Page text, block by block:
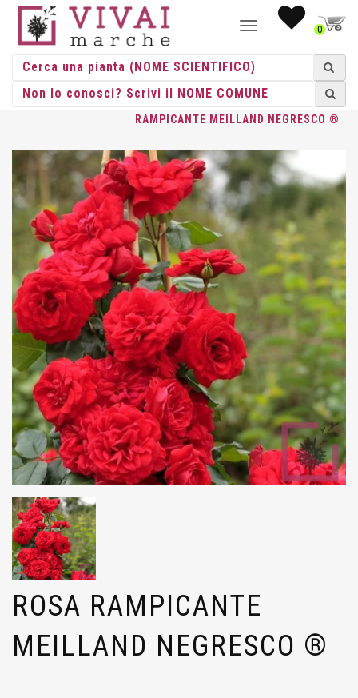
NAVIGAZIONE0
HOME/ROSE/ROSE RAMPICANTI /MEILLAND / ROSA
RAMPICANTE MEILLAND NEGRESCO ®
ROSA RAMPICANTE
MEILLAND NEGRESCO ®